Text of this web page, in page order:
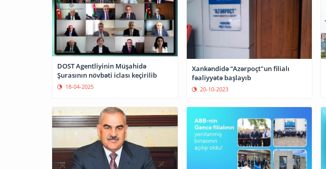
DOST Agentliyinin Müşahidə
Şurasının növbəti iclası keçirilib
18-04-2025
Xankəndidə “Azərpoçt"un filialı
fəaliyyətə başlayıb
20-10-2023